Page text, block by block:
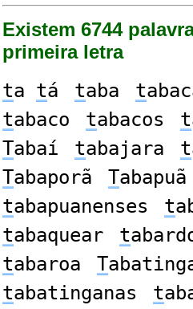
Existem 6744
primeira letra
ta tá taba t
tabaco tabacos t
Tabaí tabajara t
Tabaporã Tabapuã
tabapuanenses t
tabaquear t
tabaroa T
tabatinganas t